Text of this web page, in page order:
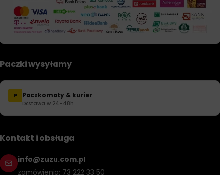
Paczki wysyłamy
P Paczkomaty & kurier
Dostawa w 24–48h
Kontakt i obsługa
info@zuzu.com.pl
zamówienia: 73 222 33 50